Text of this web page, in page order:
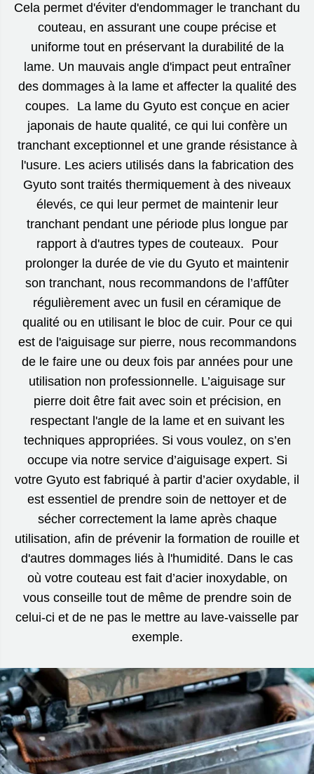
Cela permet d'éviter d'endommager le tranchant du
couteau, en assurant une coupe précise et
uniforme tout en préservant la durabilité de la
lame. Un mauvais angle d'impact peut entraîner
des dommages à la lame et affecter la qualité des
coupes. La lame du Gyuto est conçue en acier
japonais de haute qualité, ce qui lui confère un
tranchant exceptionnel et une grande résistance à
l'usure. Les aciers utilisés dans la fabrication des
Gyuto sont traités thermiquement à des niveaux
élevés, ce qui leur permet de maintenir leur
tranchant pendant une période plus longue par
rapport à d'autres types de couteaux. Pour
prolonger la durée de vie du Gyuto et maintenir
son tranchant, nous recommandons de l’affûter
régulièrement avec un fusil en céramique de
qualité ou en utilisant le bloc de cuir. Pour ce qui
est de l'aiguisage sur pierre, nous recommandons
de le faire une ou deux fois par années pour une
utilisation non professionnelle. L’aiguisage sur
pierre doit être fait avec soin et précision, en
respectant l'angle de la lame et en suivant les
techniques appropriées. Si vous voulez, on s’en
occupe via notre service d’aiguisage expert. Si
votre Gyuto est fabriqué à partir d’acier oxydable, il
est essentiel de prendre soin de nettoyer et de
sécher correctement la lame après chaque
utilisation, afin de prévenir la formation de rouille et
d'autres dommages liés à l'humidité. Dans le cas
où votre couteau est fait d’acier inoxydable, on
vous conseille tout de même de prendre soin de
celui-ci et de ne pas le mettre au lave-vaisselle par
exemple.